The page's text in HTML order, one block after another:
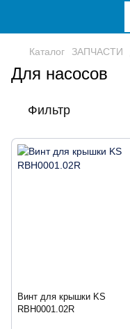
Каталог ЗАПЧАСТИ
Для насосов
Фильтр
Винт для крышки KS
RBH0001.02R